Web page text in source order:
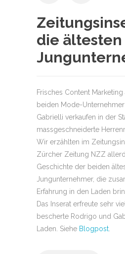
die ältesten
Frisches Content Marketing
beiden Mode-
Gabrielli verkaufen in der
massgeschneiderte
Wir erzählten im
Zürcher Zeitung NZZ
Geschichte der beiden
Jungunternehmer, die
Erfahrung in den Laden
Das Inserat erfreute sehr
bescherte Rodrigo und
Laden. Siehe Blogpost